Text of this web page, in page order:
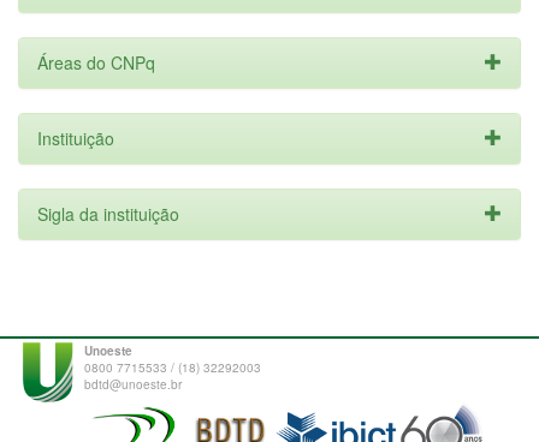
Áreas do CNPq
Instituição
Sigla da instituição
Unoeste
0800 7715533 / (18) 32292003
bdtd@unoeste.br